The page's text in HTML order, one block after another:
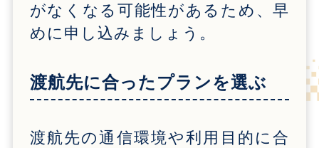
がなくなる可能性があるため、早
めに申し込みましょう。
渡航先に合ったプランを選ぶ
渡航先の通信環境や利用目的に合